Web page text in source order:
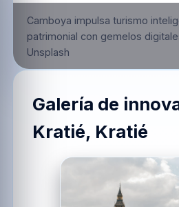
Camboya impulsa turismo
patrimonial con gemelos
Unsplash
Galería de
Kratié, Kratié